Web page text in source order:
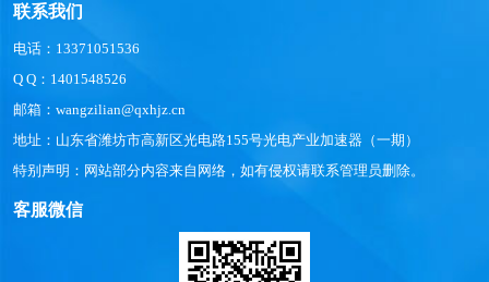
联系我们
电话：13371051536
Q Q：1401548526
邮箱：wangzilian@qxhjz.cn
地址：山东省潍坊市高新区光电路155号光电产业加速器（一期）
特别声明：网站部分内容来自网络，如有侵权请联系管理员删除。
客服微信